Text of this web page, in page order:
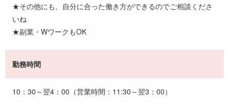
★その他にも、自分に合った働き方ができるのでご相談くださ
いね
★副業・WワークもOK
勤務時間
10：30～翌4：00（営業時間：11:30～翌3：00）